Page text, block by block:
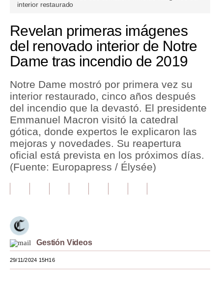
Finanzas Personales
Inmobiliarias
Opinión
Editorial
Pregunta de hoy
Blogs
Lujo
Moda
minute,
27
seconds
interior restaurado
Revelan primeras imágenes
del renovado interior de Notre
Dame tras incendio de 2019
Notre Dame mostró por primera vez su
interior restaurado, cinco años después
del incendio que la devastó. El presidente
Emmanuel Macron visitó la catedral
gótica, donde expertos le explicaron las
mejoras y novedades. Su reapertura
oficial está prevista en los próximos días.
(Fuente: Europapress / Élysée)
Gestión Videos
29/11/2024 15H16